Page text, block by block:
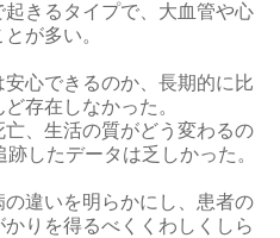
きるタイプで、大血管や心
が多い。
心できるのか、長期的に比
存在しなかった。
、生活の質がどう変わるの
したデータは乏しかった。
違いを明らかにし、患者の
りを得るべくくわしくしら